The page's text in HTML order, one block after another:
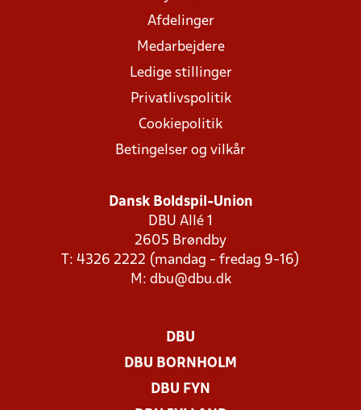
Afdelinger
Medarbejdere
Ledige stillinger
Privatlivspolitik
Cookiepolitik
Betingelser og vilkår
Dansk Boldspil-Union
DBU Allé 1
2605 Brøndby
T: 4326 2222 (mandag - fredag 9-16)
M: dbu@dbu.dk
DBU
DBU BORNHOLM
DBU FYN